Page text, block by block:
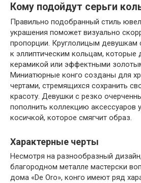
Кому подойдут серьги
Правильно подобранный стиль
украшения поможет визуально
пропорции. Круглолицым девушкам
к эллиптическим кольцам, которые
керамикой или эффектными
Миниатюрные конго созданы для
чертами, стремящихся сохранить
красоту. Девушки с резко
пополнить коллекцию аксессуаров
косичкой, которое смягчит образ.
Характерные черты
Несмотря на разнообразный
благородном металле мастерски
дома «De Oro», конго имеют ряд